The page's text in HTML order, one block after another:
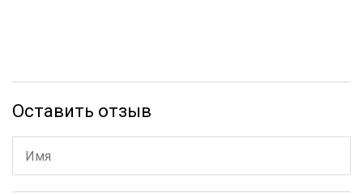
Оставить отзыв